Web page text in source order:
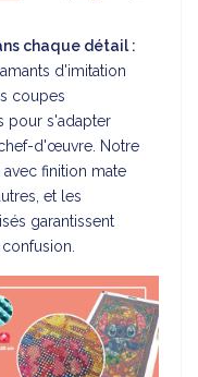
chaque détail :
d'imitation
coupes
pour s'adapter
d'œuvre. Notre
finition mate
et les
garantissent